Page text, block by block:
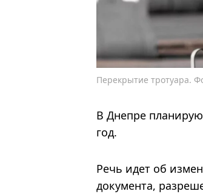
Перекрытие тротуара.
В Днепре
год.
Речь идет об
документа,